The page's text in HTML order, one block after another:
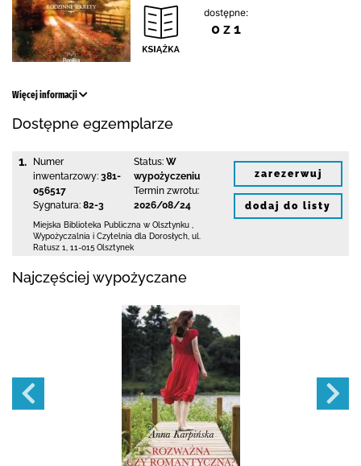
dostępne:
0 z 1
Więcej informacji
Dostępne egzemplarze
1.
Numer
inwentarzowy: 381-
056517
Sygnatura: 82-3
Status: W
wypożyczeniu
Termin zwrotu:
2026/08/24
Miejska Biblioteka Publiczna w Olsztynku
Wypożyczalnia i Czytelnia dla Dorosłych, ul.
Ratusz 1
11-015 Olsztynek
zarezerwuj
dodaj do listy
Najczęściej wypożyczane